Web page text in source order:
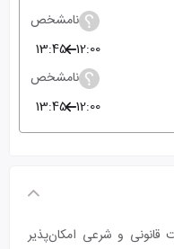
نامشخص
12:00
13:45
نامشخص
12:00
13:45
قانونی و شرعی امکان‌پذیر